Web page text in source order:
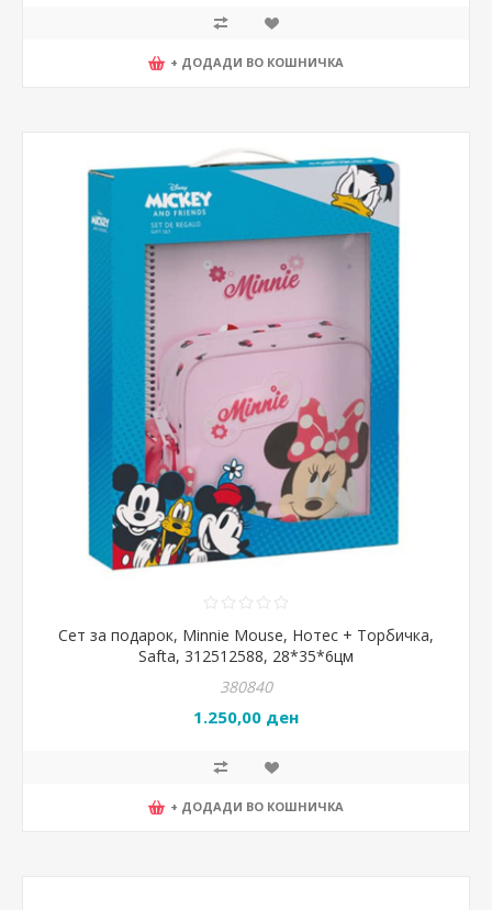
+ ДОДАДИ ВО КОШНИЧКА
Сет за подарок, Minnie Mouse, Нотес + Торбичка,
Safta, 312512588, 28*35*6цм
380840
1.250,00 ден
+ ДОДАДИ ВО КОШНИЧКА